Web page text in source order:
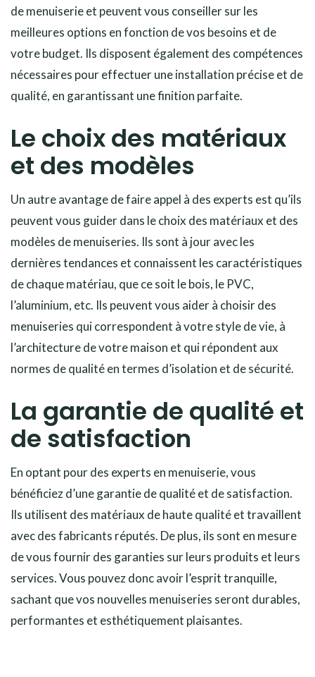
de menuiserie et peuvent vous conseiller sur les
meilleures options en fonction de vos besoins et de
votre budget. Ils disposent également des compétences
nécessaires pour effectuer une installation précise et de
qualité, en garantissant une finition parfaite.
Le choix des matériaux
et des modèles
Un autre avantage de faire appel à des experts est qu’ils
peuvent vous guider dans le choix des matériaux et des
modèles de menuiseries. Ils sont à jour avec les
dernières tendances et connaissent les caractéristiques
de chaque matériau, que ce soit le bois, le PVC,
l’aluminium, etc. Ils peuvent vous aider à choisir des
menuiseries qui correspondent à votre style de vie, à
l’architecture de votre maison et qui répondent aux
normes de qualité en termes d’isolation et de sécurité.
La garantie de qualité et
de satisfaction
En optant pour des experts en menuiserie, vous
bénéficiez d’une garantie de qualité et de satisfaction.
Ils utilisent des matériaux de haute qualité et travaillent
avec des fabricants réputés. De plus, ils sont en mesure
de vous fournir des garanties sur leurs produits et leurs
services. Vous pouvez donc avoir l’esprit tranquille,
sachant que vos nouvelles menuiseries seront durables,
performantes et esthétiquement plaisantes.